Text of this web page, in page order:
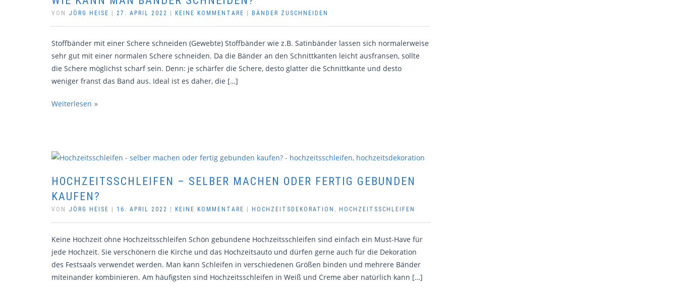
VON JÖRG HEISE 27. APRIL 2022 KEINE KOMMENTARE BÄNDER ZUSCHNEIDEN
Stoffbänder mit einer Schere schneiden (Gewebte) Stoffbänder wie z.B. Satinbänder lassen sich normalerweise
sehr gut mit einer normalen Schere schneiden. Da die Bänder an den Schnittkanten leicht ausfransen, sollte
die Schere möglichst scharf sein. Denn: je schärfer die Schere, desto glatter die Schnittkante und desto
weniger franst das Band aus. Ideal ist es daher, die […]
Weiterlesen
HOCHZEITSSCHLEIFEN – SELBER MACHEN ODER FERTIG GEBUNDEN
KAUFEN?
VON JÖRG HEISE 16. APRIL 2022 KEINE KOMMENTARE HOCHZEITSDEKORATION , HOCHZEITSSCHLEIFEN
Keine Hochzeit ohne Hochzeitsschleifen Schön gebundene Hochzeitsschleifen sind einfach ein Must-Have für
jede Hochzeit. Sie verschönern die Kirche und das Hochzeitsauto und dürfen gerne auch für die Dekoration
des Festsaals verwendet werden. Man kann Schleifen in verschiedenen Größen binden und mehrere Bänder
miteinander kombinieren. Am häufigsten sind Hochzeitsschleifen in Weiß und Creme aber natürlich kann […]